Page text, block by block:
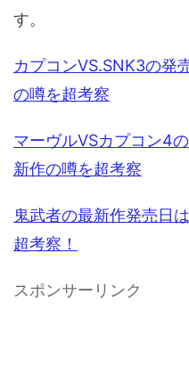
す。
カプコンVS.SNK3の発
の噂を超考察
マーヴルVSカプコン4
新作の噂を超考察
鬼武者の最新作発売日
超考察！
スポンサーリンク